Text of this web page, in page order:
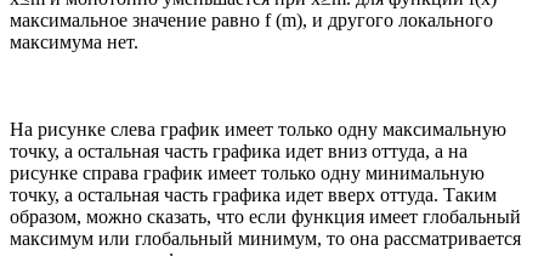
максимальное значение равно f (m), и другого локального
максимума нет.
На рисунке слева график имеет только одну максимальную
точку, а остальная часть графика идет вниз оттуда, а на
рисунке справа график имеет только одну минимальную
точку, а остальная часть графика идет вверх оттуда. Таким
образом, можно сказать, что если функция имеет глобальный
максимум или глобальный минимум, то она рассматривается